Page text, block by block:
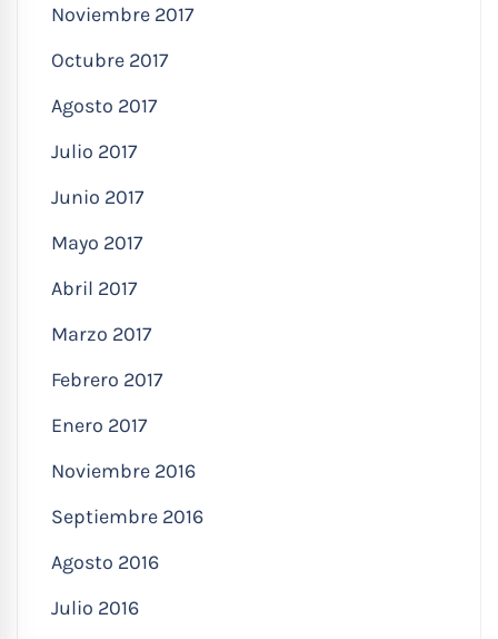
Noviembre 2017
Octubre 2017
Agosto 2017
Julio 2017
Junio 2017
Mayo 2017
Abril 2017
Marzo 2017
Febrero 2017
Enero 2017
Noviembre 2016
Septiembre 2016
Agosto 2016
Julio 2016